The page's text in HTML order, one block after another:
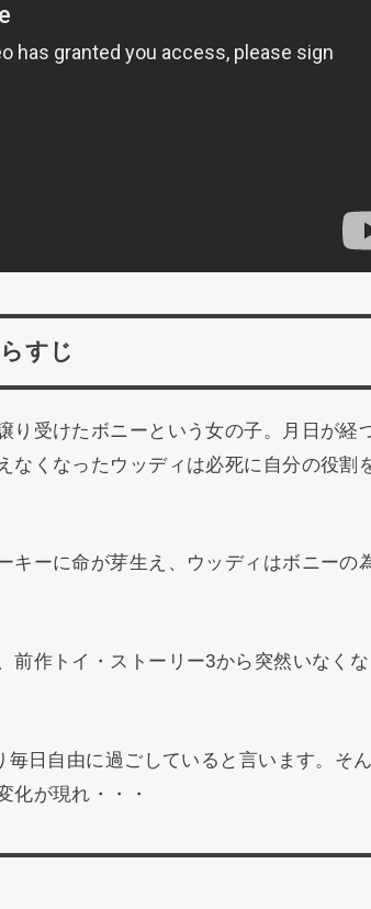
すじ
受けたボニーという女の子。月日が経
なくなったウッディは必死に自分の役割
キーに命が芽生え、ウッディはボニーの
作トイ・ストーリー3から突然いなく
日自由に過ごしていると言います。そ
化が現れ・・・